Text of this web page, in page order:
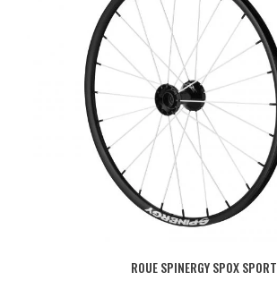
ROUE SPINERGY SPOX SPORT